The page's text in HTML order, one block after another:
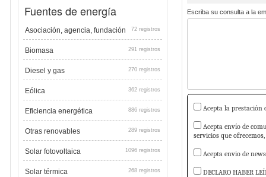
Fuentes de energía
Asociación, agencia, fundación 72 registros
Biomasa 291 registros
Diesel y gas 270 registros
Eólica 362 registros
Eficiencia energética 886 registros
Otras renovables 289 registros
Solar fotovoltaica 1096 registros
Solar térmica 268 registros
Escriba su consulta a la
Acepta la prestación
Acepta envío de
servicios que
Acepta envio de
DECLARO HABER